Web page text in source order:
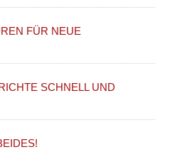
FÜR NEUE
SCHNELL UND